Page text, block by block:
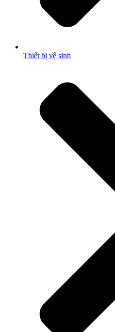
Thiết bị vệ sinh